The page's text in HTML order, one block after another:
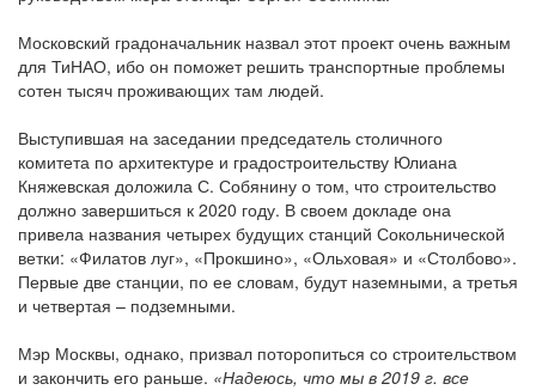
Московский градоначальник назвал этот проект очень важным
для ТиНАО, ибо он поможет решить транспортные проблемы
сотен тысяч проживающих там людей.
Выступившая на заседании председатель столичного
комитета по архитектуре и градостроительству Юлиана
Княжевская доложила С. Собянину о том, что строительство
должно завершиться к 2020 году. В своем докладе она
привела названия четырех будущих станций Сокольнической
ветки: «Филатов луг», «Прокшино», «Ольховая» и «Столбово».
Первые две станции, по ее словам, будут наземными, а третья
и четвертая – подземными.
Мэр Москвы, однако, призвал поторопиться со строительством
и закончить его раньше. «Надеюсь, что мы в 2019 г. все